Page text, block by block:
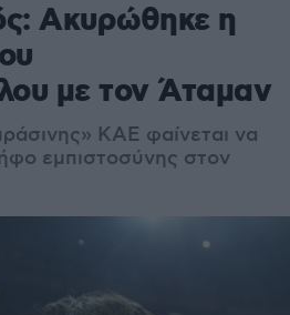
Ακυρώθηκε η
με τον Άταμαν
ΚΑΕ φαίνεται να
εμπιστοσύνης στον